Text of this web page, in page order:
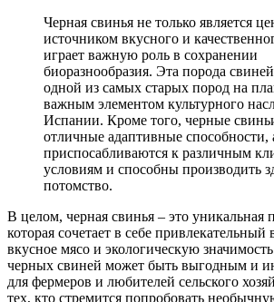
Черная свинья не только является
источником вкусного и
играет важную роль в сохранении
биоразнообразия. Эта порода свиней
одной из самых старых пород на
важным элементом культурного
Испании. Кроме того, черные
отличные адаптивные способности,
приспосабливаются к различным
условиям и способны производить
потомство.
В целом, черная свинья – это уникальная
которая сочетает в себе
вкусное мясо и экологическую
черных свиней может быть выгодным и
для фермеров и любителей сельского
тех, кто стремится попробовать